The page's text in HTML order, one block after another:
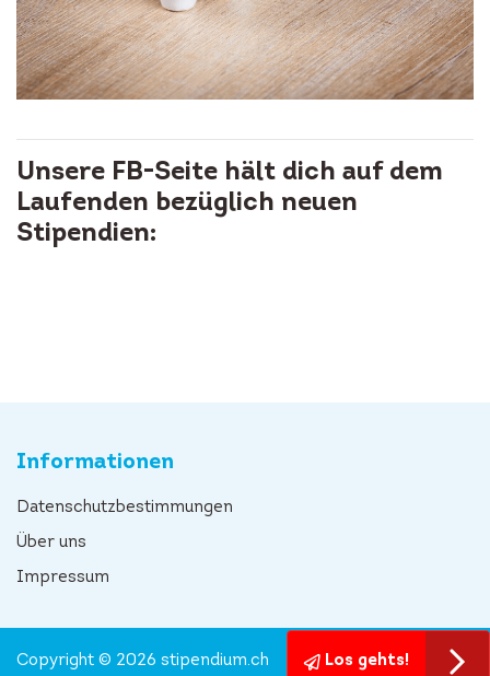
Unsere FB-Seite hält dich auf dem
Laufenden bezüglich neuen
Stipendien:
Informationen
Datenschutzbestimmungen
Über uns
Impressum
Los gehts!
Copyright © 2026 stipendium.ch